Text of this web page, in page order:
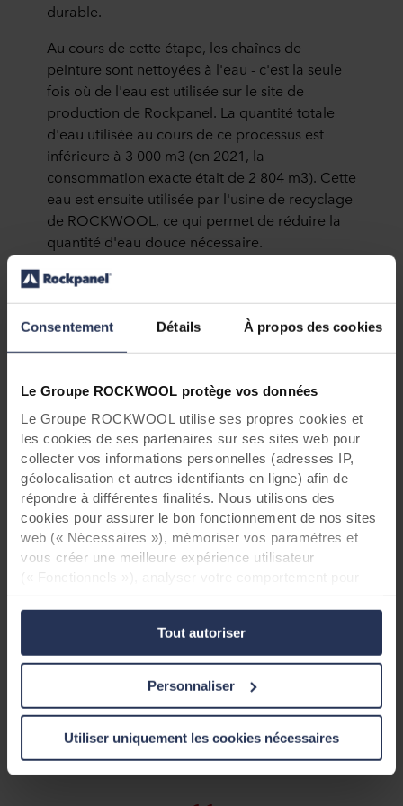
Consentement Détails À propos des cookies
Le Groupe ROCKWOOL protège vos données
Le Groupe ROCKWOOL utilise ses propres cookies et
les cookies de ses partenaires sur ses sites web pour
collecter vos informations personnelles (adresses IP,
géolocalisation et autres identifiants en ligne) afin de
répondre à différentes finalités. Nous utilisons des
cookies pour assurer le bon fonctionnement de nos sites
web (« Nécessaires »), mémoriser vos paramètres et
vous créer une meilleure expérience utilisateur
optimiser les sites web (« Statistiques ») et cibler notre
contenu et nos publicités sur les réseaux sociaux et les
sites web externes en fonction de votre comportement
sur nos sites web (« Marketing »). Les informations sur
à nos partenaires de réseaux sociaux, de publicité et
d’analyse. Nos partenaires commerciaux peuvent
combiner ces données avec d’autres informations qui
leur auraient été fournies par le passé ou qu’ils auraient
collectées par le biais de votre utilisation de leurs
Tout autoriser
Personnaliser
Utiliser uniquement les cookies nécessaires
durable.
Au cours de cette étape, les chaînes de
peinture sont nettoyées à l'eau - c'est la seule
fois où de l'eau est utilisée sur le site de
production de Rockpanel. La quantité totale
d'eau utilisée au cours de ce processus est
inférieure à 3 000 m3 (en 2021, la
consommation exacte était de 2 804 m3). Cette
eau est ensuite utilisée par l'usine de recyclage
de ROCKWOOL, ce qui permet de réduire la
quantité d'eau douce nécessaire.
400 m²
Nous produisons plus de 400 m² de panneaux
Rockpanel
Pressage des panneaux
1 m³
À partir de seulement 1 m³ de basalte